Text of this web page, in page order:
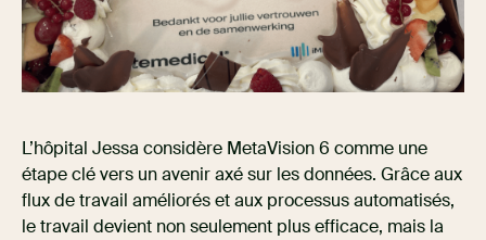
L’hôpital Jessa considère MetaVision 6 comme une
étape clé vers un avenir axé sur les données. Grâce aux
flux de travail améliorés et aux processus automatisés,
le travail devient non seulement plus efficace, mais la